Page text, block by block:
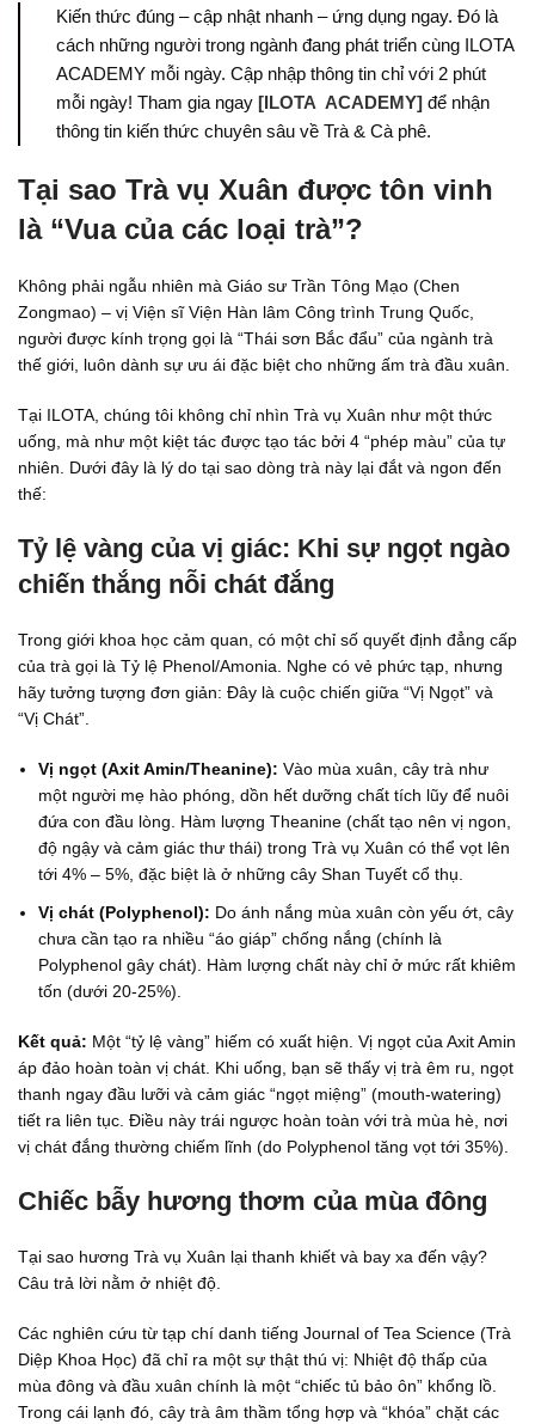
Kiến thức đúng – cập nhật nhanh – ứng dụng ngay. Đó là
cách những người trong ngành đang phát triển cùng ILOTA
ACADEMY mỗi ngày. Cập nhập thông tin chỉ với 2 phút
mỗi ngày! Tham gia ngay [ILOTA ACADEMY] để nhận
thông tin kiến thức chuyên sâu về Trà & Cà phê.
Tại sao Trà vụ Xuân được tôn vinh
là “Vua của các loại trà”?
Không phải ngẫu nhiên mà Giáo sư Trần Tông Mạo (Chen
Zongmao) – vị Viện sĩ Viện Hàn lâm Công trình Trung Quốc,
người được kính trọng gọi là “Thái sơn Bắc đẩu” của ngành trà
thế giới, luôn dành sự ưu ái đặc biệt cho những ấm trà đầu xuân.
Tại ILOTA, chúng tôi không chỉ nhìn Trà vụ Xuân như một thức
uống, mà như một kiệt tác được tạo tác bởi 4 “phép màu” của tự
nhiên. Dưới đây là lý do tại sao dòng trà này lại đắt và ngon đến
thế:
Tỷ lệ vàng của vị giác: Khi sự ngọt ngào
chiến thắng nỗi chát đắng
Trong giới khoa học cảm quan, có một chỉ số quyết định đẳng cấp
của trà gọi là Tỷ lệ Phenol/Amonia. Nghe có vẻ phức tạp, nhưng
hãy tưởng tượng đơn giản: Đây là cuộc chiến giữa “Vị Ngọt” và
“Vị Chát”.
Vị ngọt (Axit Amin/Theanine): Vào mùa xuân, cây trà như
một người mẹ hào phóng, dồn hết dưỡng chất tích lũy để nuôi
đứa con đầu lòng. Hàm lượng Theanine (chất tạo nên vị ngon,
độ ngậy và cảm giác thư thái) trong Trà vụ Xuân có thể vọt lên
tới 4% – 5%, đặc biệt là ở những cây Shan Tuyết cổ thụ.
Vị chát (Polyphenol): Do ánh nắng mùa xuân còn yếu ớt, cây
chưa cần tạo ra nhiều “áo giáp” chống nắng (chính là
Polyphenol gây chát). Hàm lượng chất này chỉ ở mức rất khiêm
tốn (dưới 20-25%).
Kết quả: Một “tỷ lệ vàng” hiếm có xuất hiện. Vị ngọt của Axit Amin
áp đảo hoàn toàn vị chát. Khi uống, bạn sẽ thấy vị trà êm ru, ngọt
thanh ngay đầu lưỡi và cảm giác “ngọt miệng” (mouth-watering)
tiết ra liên tục. Điều này trái ngược hoàn toàn với trà mùa hè, nơi
vị chát đắng thường chiếm lĩnh (do Polyphenol tăng vọt tới 35%).
Chiếc bẫy hương thơm của mùa đông
Tại sao hương Trà vụ Xuân lại thanh khiết và bay xa đến vậy?
Câu trả lời nằm ở nhiệt độ.
Các nghiên cứu từ tạp chí danh tiếng Journal of Tea Science (Trà
Diệp Khoa Học) đã chỉ ra một sự thật thú vị: Nhiệt độ thấp của
mùa đông và đầu xuân chính là một “chiếc tủ bảo ôn” khổng lồ.
Trong cái lạnh đó, cây trà âm thầm tổng hợp và “khóa” chặt các